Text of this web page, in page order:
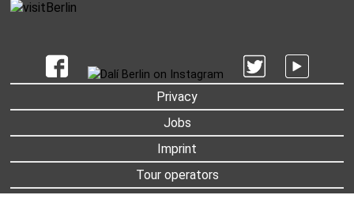
Privacy
Jobs
Imprint
Tour operators